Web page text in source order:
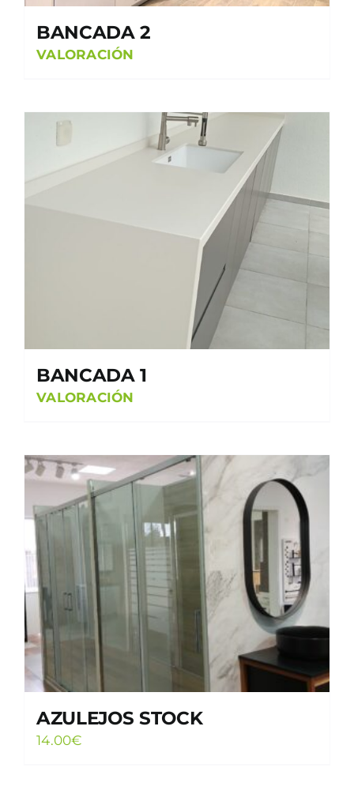
BANCADA 2
VALORACIÓN
BANCADA 1
VALORACIÓN
AZULEJOS STOCK
14.00€